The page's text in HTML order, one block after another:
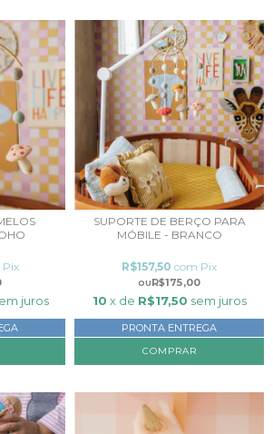
Pix
juros
SUPORTE DE BERÇO PARA
MÓBILE - BRANCO
R$175,00
R$157,50 com Pix
10 x de R$17,50 sem juros
PRONTA ENTREGA